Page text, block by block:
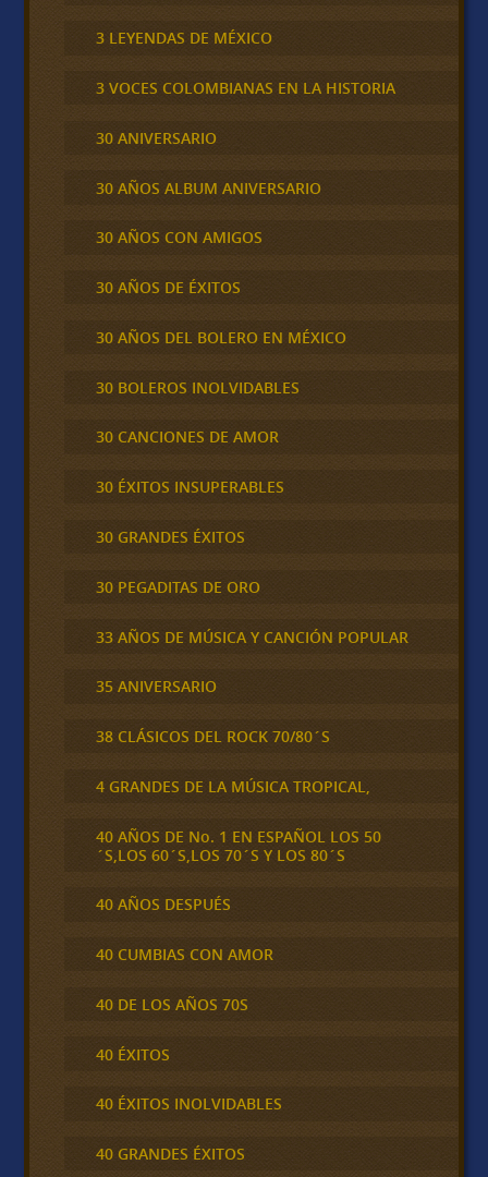
3 LEYENDAS DE MÉXICO
3 VOCES COLOMBIANAS EN LA HISTORIA
30 ANIVERSARIO
30 AÑOS ALBUM ANIVERSARIO
30 AÑOS CON AMIGOS
30 AÑOS DE ÉXITOS
30 AÑOS DEL BOLERO EN MÉXICO
30 BOLEROS INOLVIDABLES
30 CANCIONES DE AMOR
30 ÉXITOS INSUPERABLES
30 GRANDES ÉXITOS
30 PEGADITAS DE ORO
33 AÑOS DE MÚSICA Y CANCIÓN POPULAR
35 ANIVERSARIO
38 CLÁSICOS DEL ROCK 70/80´S
4 GRANDES DE LA MÚSICA TROPICAL,
40 AÑOS DE No. 1 EN ESPAÑOL LOS 50
´S,LOS 60´S,LOS 70´S Y LOS 80´S
40 AÑOS DESPUÉS
40 CUMBIAS CON AMOR
40 DE LOS AÑOS 70S
40 ÉXITOS
40 ÉXITOS INOLVIDABLES
40 GRANDES ÉXITOS